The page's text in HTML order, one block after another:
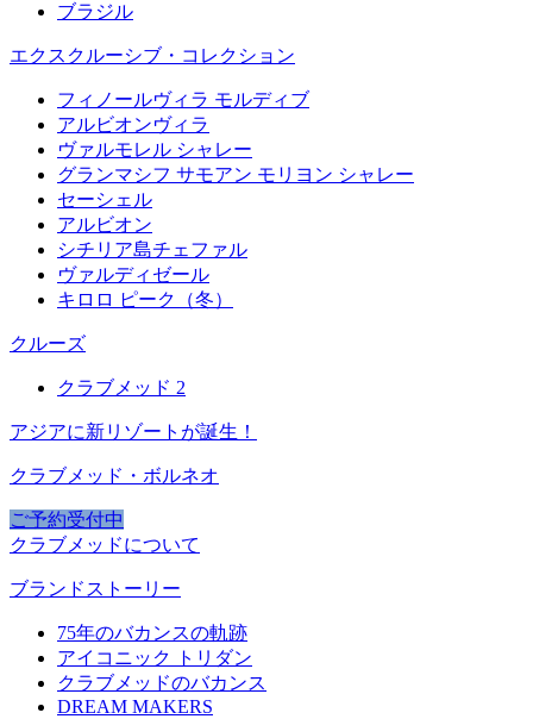
ブラジル
エクスクルーシブ・コレクション
フィノールヴィラ モルディブ
アルビオンヴィラ
ヴァルモレル シャレー
グランマシフ サモアン モリヨン シャレー
セーシェル
アルビオン
シチリア島チェファル
ヴァルディゼール
キロロ ピーク（冬）
クルーズ
クラブメッド 2
アジアに新リゾートが誕生！
クラブメッド・ボルネオ
ご予約受付中
クラブメッドについて
ブランドストーリー
75年のバカンスの軌跡
アイコニック トリダン
クラブメッドのバカンス
DREAM MAKERS